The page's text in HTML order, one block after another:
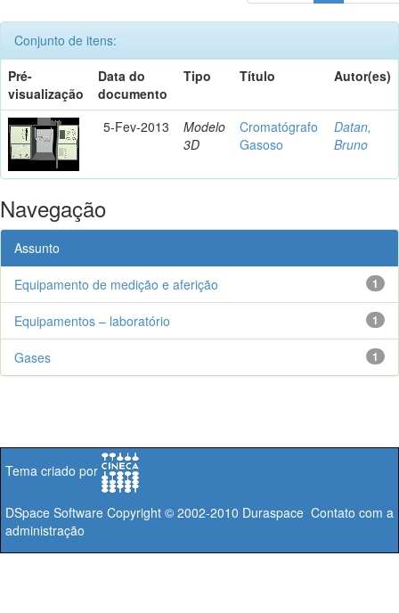
Conjunto de itens:
Pré-
visualização
Data do
documento
Tipo Título Autor(es)
5-Fev-2013
Modelo
3D
Cromatógrafo
Gasoso
Datan,
Bruno
Navegação
Assunto
1
Equipamento de medição e aferição
1
Equipamentos – laboratório
1
Gases
Tema criado por
DSpace Software Copyright © 2002-2010 Duraspace Contato com a
administração